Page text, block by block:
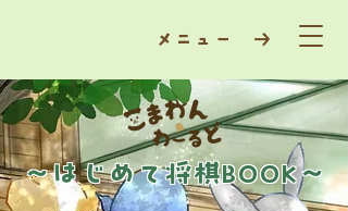
​メニュー →
～​はじめて将棋BOOK～